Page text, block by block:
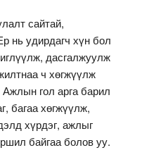
сайтай,
нь удирдагч хүн бол
дасгалжуулж
ч хөгжүүлж
гол арга барил
багаа хөгжүүлж,
хүрдэг, ажлыг
байгаа болов уу.